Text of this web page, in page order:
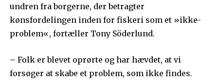
undren fra borgerne, der betragter
kønsfordelingen inden for fiskeri som et »ikke-
problem«, fortæller Tony Söderlund.
– Folk er blevet oprørte og har hævdet, at vi
forsøger at skabe et problem, som ikke findes.